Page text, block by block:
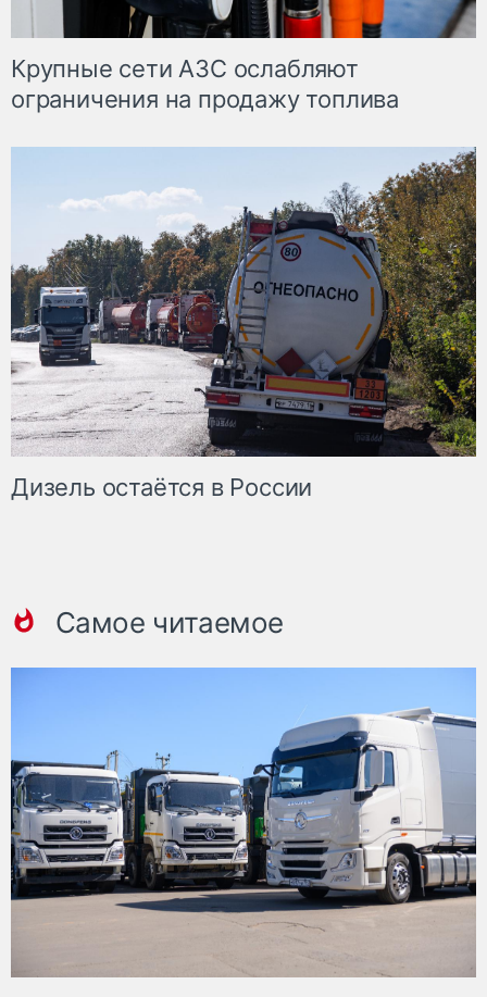
Крупные сети АЗС ослабляют
ограничения на продажу топлива
Дизель остаётся в России
Самое читаемое